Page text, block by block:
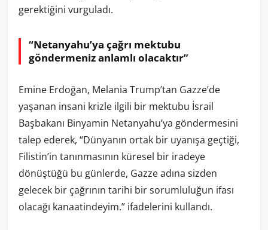
gerektiğini vurguladı.
“Netanyahu’ya çağrı mektubu
göndermeniz anlamlı olacaktır”
Emine Erdoğan, Melania Trump’tan Gazze’de
yaşanan insani krizle ilgili bir mektubu İsrail
Başbakanı Binyamin Netanyahu’ya göndermesini
talep ederek, “Dünyanın ortak bir uyanışa geçtiği,
Filistin’in tanınmasının küresel bir iradeye
dönüştüğü bu günlerde, Gazze adına sizden
gelecek bir çağrının tarihi bir sorumluluğun ifası
olacağı kanaatindeyim.” ifadelerini kullandı.